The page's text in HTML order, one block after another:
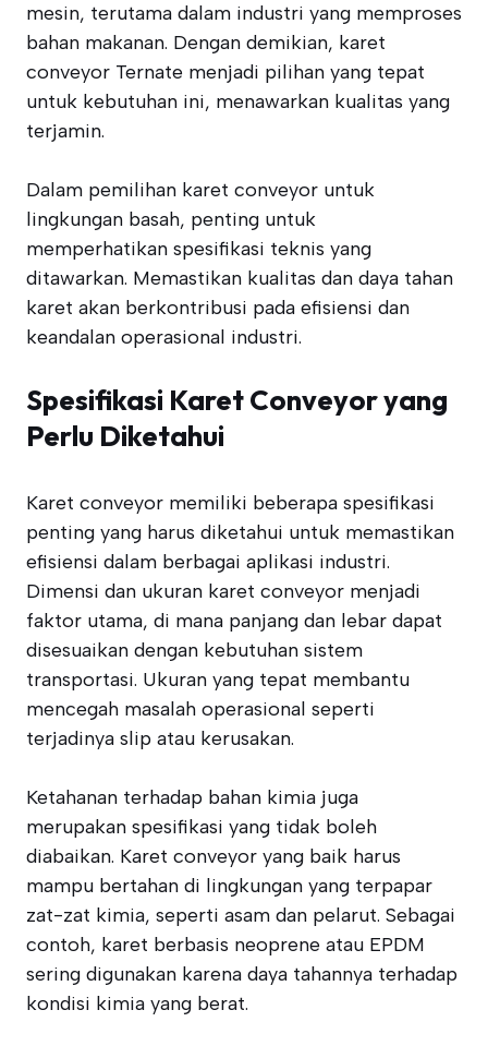
mesin, terutama dalam industri yang memproses
bahan makanan. Dengan demikian, karet
conveyor Ternate menjadi pilihan yang tepat
untuk kebutuhan ini, menawarkan kualitas yang
terjamin.
Dalam pemilihan karet conveyor untuk
lingkungan basah, penting untuk
memperhatikan spesifikasi teknis yang
ditawarkan. Memastikan kualitas dan daya tahan
karet akan berkontribusi pada efisiensi dan
keandalan operasional industri.
Spesifikasi Karet Conveyor yang
Perlu Diketahui
Karet conveyor memiliki beberapa spesifikasi
penting yang harus diketahui untuk memastikan
efisiensi dalam berbagai aplikasi industri.
Dimensi dan ukuran karet conveyor menjadi
faktor utama, di mana panjang dan lebar dapat
disesuaikan dengan kebutuhan sistem
transportasi. Ukuran yang tepat membantu
mencegah masalah operasional seperti
terjadinya slip atau kerusakan.
Ketahanan terhadap bahan kimia juga
merupakan spesifikasi yang tidak boleh
diabaikan. Karet conveyor yang baik harus
mampu bertahan di lingkungan yang terpapar
zat-zat kimia, seperti asam dan pelarut. Sebagai
contoh, karet berbasis neoprene atau EPDM
sering digunakan karena daya tahannya terhadap
kondisi kimia yang berat.